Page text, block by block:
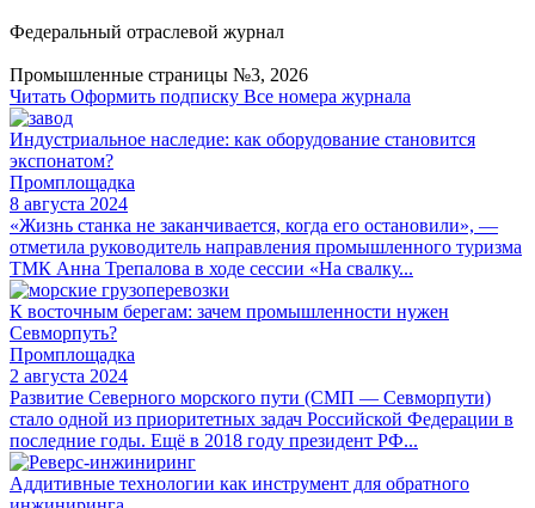
Федеральный отраслевой журнал
Промышленные страницы №3, 2026
Читать Оформить подписку Все номера журнала
Индустриальное наследие: как оборудование становится
экспонатом?
Промплощадка
8 августа 2024
«Жизнь станка не заканчивается, когда его остановили», —
отметила руководитель направления промышленного туризма
ТМК Анна Трепалова в ходе сессии «На свалку...
К восточным берегам: зачем промышленности нужен
Севморпуть?
Промплощадка
2 августа 2024
Развитие Северного морского пути (СМП — Севморпути)
стало одной из приоритетных задач Российской Федерации в
последние годы. Ещё в 2018 году президент РФ...
Аддитивные технологии как инструмент для обратного